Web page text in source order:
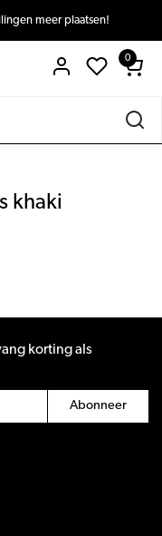
meer plaatsen!
0
khaki
korting als
Abonneer